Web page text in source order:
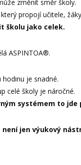
změnit směr školy.
který propojí učitele,
školu jako celek.
ASPINTOA®.
je snadné.
celé školy je náročné.
systémem to jde
není jen výukový